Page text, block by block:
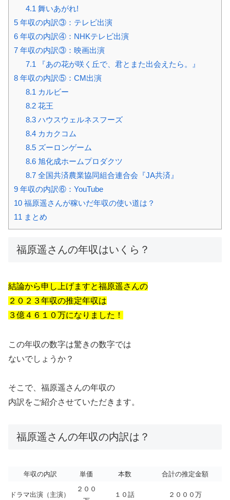
4.1 舞いあがれ!
5 年収の内訳③：テレビ出演
6 年収の内訳④：NHKテレビ出演
7 年収の内訳③：映画出演
7.1 『あの花が咲く丘で、君とまた出会えたら。』
8 年収の内訳⑤：CM出演
8.1 カルビー
8.2花王
8.3ハウスウェルネスフーズ
8.4カカクコム
8.5ズーロンゲーム
8.6旭化成ホームプロダクツ
8.7全国共済農業協同組合連合会『JA共済』
9 年収の内訳⑥：YouTube
10 福原遥さんが稼いだ年収の使い道は？
11 まとめ
福原遥さんの年収はいくら？
結論から申し上げますと福原遥さんの
２０２３年収の推定年収は
３億４６１０万になりました！
この年収の数字は驚きの数字では
ないでしょうか？
そこで、福原遥さんの年収の
内訳をご紹介させていただきます。
福原遥さんの年収の内訳は？
年収の内訳 単価 本数 合計の推定金額
ドラマ出演（主演）
２００
１０話 ２０００万